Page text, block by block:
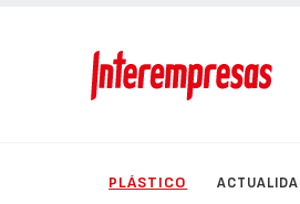
PLÁSTICO